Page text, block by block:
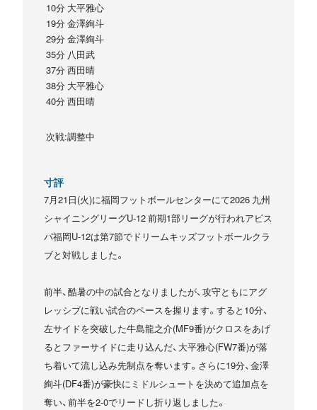
10分 大平雅心
19分 金澤絢斗
29分 金澤絢斗
35分 八田武
37分 西田晴
38分 大平雅心
40分 西田晴
次戦:調整中
寸評
7月21日(火)に福岡フットボールセンターにて2026 九州
シャイニングリーグU-12 前期1部リーグが行われアビス
パ福岡U-12は第7節でドリームキッズフットボールクラ
ブと対戦しました。
前半、酷暑の中の試合となりましたが、攻守ともにアグ
レッシブに戦い試合のペースを握ります。すると10分、
左サイドを突破した牛島龍之介(MF9番)がクロスをあげ
るとファーサイドに走り込んだ、大平雅心(FW7番)が落
ち着いて流し込み先制点を奪います。さらに19分、金澤
絢斗(DF4番)が豪快にミドルシュートを決めて追加点を
奪い、前半を2-0でリードし折り返しました。